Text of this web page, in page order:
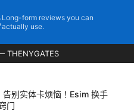
Long-form reviews you can
actually use.
THENYGATES
别实体卡烦恼！Esim 换手
门